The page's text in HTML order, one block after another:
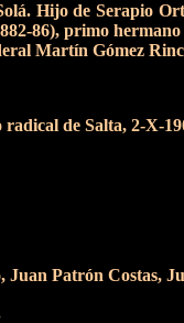
Hijo de Serapio
86), primo
Martín Gómez
de Salta, 2-X-
Juan Patrón Costas,